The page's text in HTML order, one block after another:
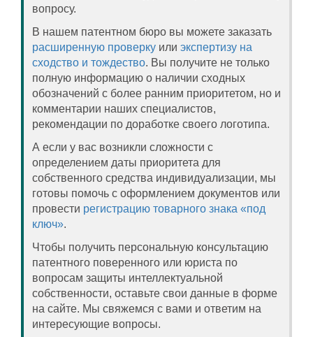
вопросу.
В нашем патентном бюро вы можете заказать
расширенную проверку или экспертизу на
сходство и тождество. Вы получите не только
полную информацию о наличии сходных
обозначений с более ранним приоритетом, но и
комментарии наших специалистов,
рекомендации по доработке своего логотипа.
А если у вас возникли сложности с
определением даты приоритета для
собственного средства индивидуализации, мы
готовы помочь с оформлением документов или
провести регистрацию товарного знака «под
ключ».
Чтобы получить персональную консультацию
патентного поверенного или юриста по
вопросам защиты интеллектуальной
собственности, оставьте свои данные в форме
на сайте. Мы свяжемся с вами и ответим на
интересующие вопросы.